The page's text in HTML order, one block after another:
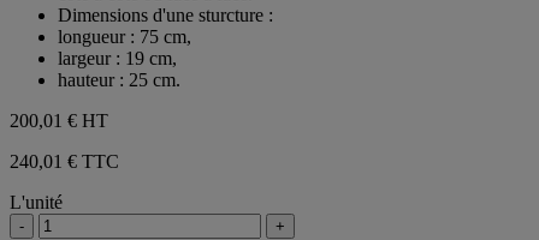
Dimensions d'une sturcture :
longueur : 75 cm,
largeur : 19 cm,
hauteur : 25 cm.
200,01 € HT
240,01 € TTC
L'unité
- +